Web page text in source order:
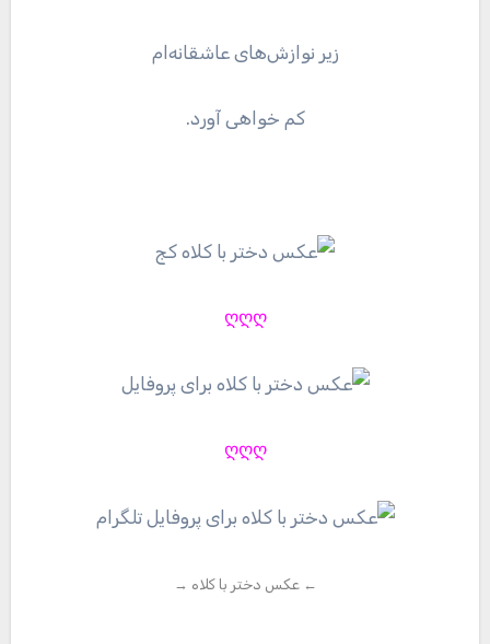
زیر نوازش‌های عاشقانه‌ام
کم خواهی آورد.
ღღღ
ღღღ
← عکس دختر با کلاه →